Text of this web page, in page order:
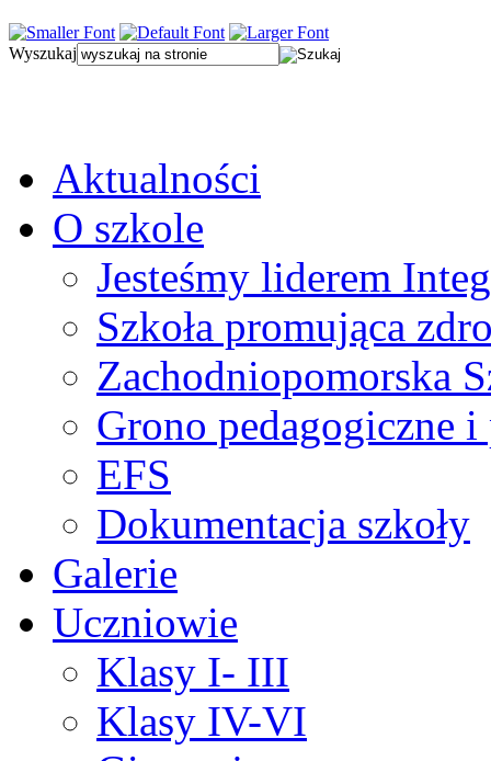
Wyszukaj
Aktualności
O szkole
Jesteśmy liderem
Szkoła promująca
Zachodniopomorska
Grono pedagogiczne
EFS
Dokumentacja szkoły
Galerie
Uczniowie
Klasy I- III
Klasy IV-VI